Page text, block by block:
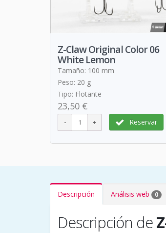
Z-Claw Original Color 06
White Lemon
Tamaño: 100 mm
Peso: 20 g
Tipo: Flotante
23,50 €
Reservar
Descripción Análisis web 0
Descripción de